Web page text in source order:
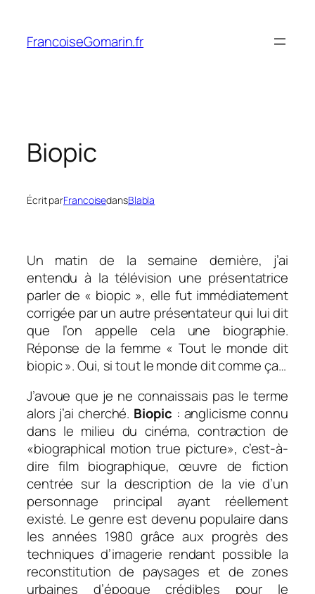
contenu
FrancoiseGomarin.fr
Biopic
Écrit parFrancoisedansBlabla
Un matin de la semaine dernière, j’ai
entendu à la télévision une présentatrice
parler de « biopic », elle fut immédiatement
corrigée par un autre présentateur qui lui dit
que l’on appelle cela une biographie.
Réponse de la femme « Tout le monde dit
biopic ». Oui, si tout le monde dit comme ça…
J’avoue que je ne connaissais pas le terme
alors j’ai cherché. Biopic : anglicisme connu
dans le milieu du cinéma, contraction de
«biographical motion true picture», c’est-à-
dire film biographique, œuvre de fiction
centrée sur la description de la vie d’un
personnage principal ayant réellement
existé. Le genre est devenu populaire dans
les années 1980 grâce aux progrès des
techniques d’imagerie rendant possible la
reconstitution de paysages et de zones
urbaines d’époque crédibles pour le